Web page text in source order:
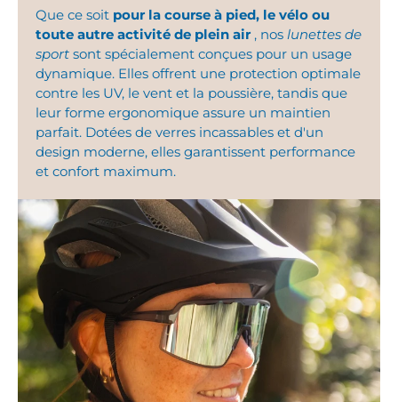
Que ce soit pour la course à pied, le vélo ou
toute autre activité de plein air , nos lunettes de
sport sont spécialement conçues pour un usage
dynamique. Elles offrent une protection optimale
contre les UV, le vent et la poussière, tandis que
leur forme ergonomique assure un maintien
parfait. Dotées de verres incassables et d'un
design moderne, elles garantissent performance
et confort maximum.